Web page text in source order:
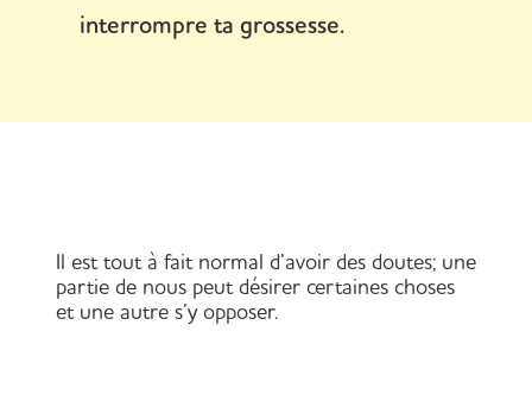
interrompre ta grossesse.
Il est tout à fait normal d’avoir des doutes; une
partie de nous peut désirer certaines choses
et une autre s’y opposer.